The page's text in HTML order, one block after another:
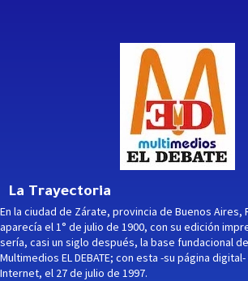
La Trayectoria
En la ciudad de Zárate, provincia de Buenos Aires,
aparecía el 1° de julio de 1900, con su edición
sería, casi un siglo después, la base fundacional
Multimedios EL DEBATE; con esta -su página
Internet, el 27 de julio de 1997.